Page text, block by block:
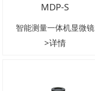
MDP-S
智能测量一体机显微镜
>详情